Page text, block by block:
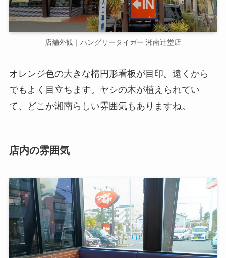
店舗外観｜ハングリータイガー 湘南辻堂店
オレンジ色の大きな楕円形看板が目印。遠くから
でもよく目立ちます。ヤシの木が植えられてい
て、どこか湘南らしい雰囲気もありますね。
店内の雰囲気